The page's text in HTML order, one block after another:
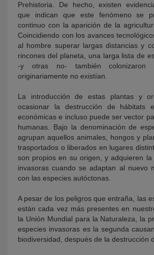
Prehistoria. De hecho, existen
que indican que este fenómeno se
continuo con la aparición de la
Coincidiendo con los avances
al hombre superar largas distancias y
rincones del planeta, una larga lista de
-y otras no- también colonizaron
originariamente no existían.
La introducción de estas plantas y
ocasionar la destrucción de hábitats
económicas e incluso puede ser vector
humanas. Bajo la denominación de
agrupan aquellos animales, hongos y
trasportados o liberados en lugares
son propios en su origen, y adquieren la
invasoras cuando se adaptan al nuevo
con las especies autóctonas.
A pesar de los peligros que entraña, las
están cada vez más presentes en
la Unión Mundial para la Naturaleza, la
especies invasoras es la segunda
biodiversidad, después de la destrucción